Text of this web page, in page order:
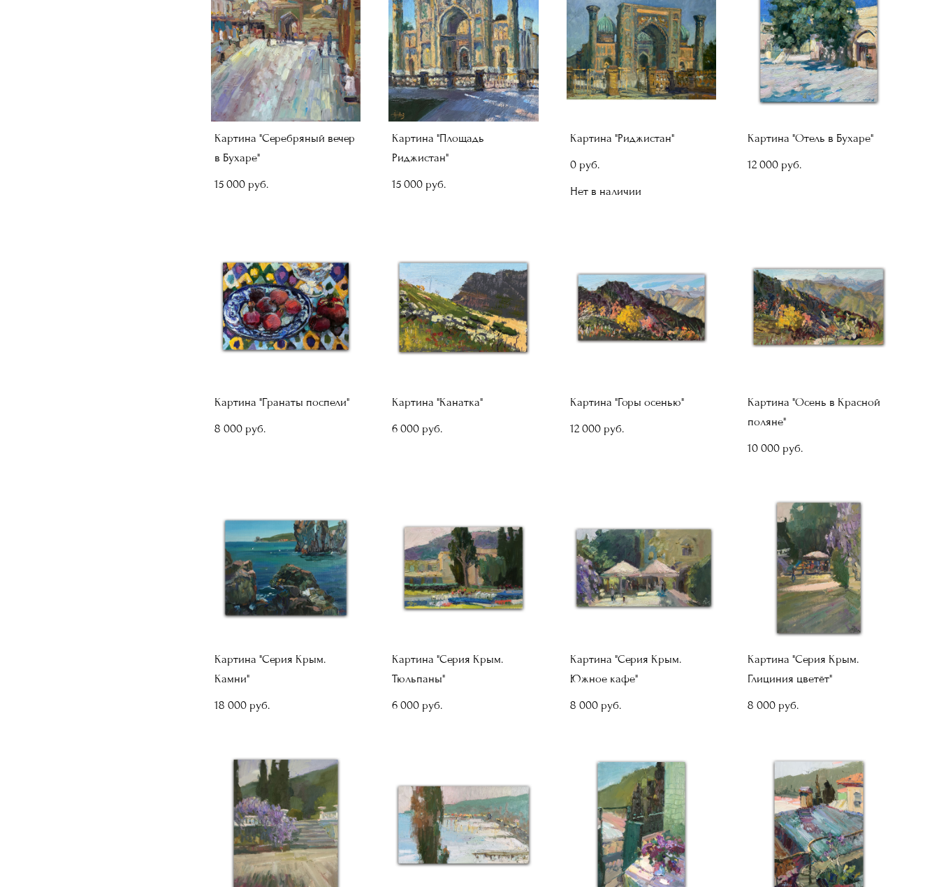
Картина "Серебряный вечер
в Бухаре"
15 000 pуб.
Картина "Площадь
Риджистан"
15 000 pуб.
Картина "Риджистан"
0 pуб.
Нет в наличии
Картина "Отель в Бухаре"
12 000 pуб.
Картина "Гранаты поспели"
8 000 pуб.
Картина "Канатка"
6 000 pуб.
Картина "Горы осенью"
12 000 pуб.
Картина "Осень в Красной
поляне"
10 000 pуб.
Картина "Серия Крым.
Камни"
18 000 pуб.
Картина "Серия Крым.
Тюльпаны"
6 000 pуб.
Картина "Серия Крым.
Южное кафе"
8 000 pуб.
Картина "Серия Крым.
Глициния цветёт"
8 000 pуб.